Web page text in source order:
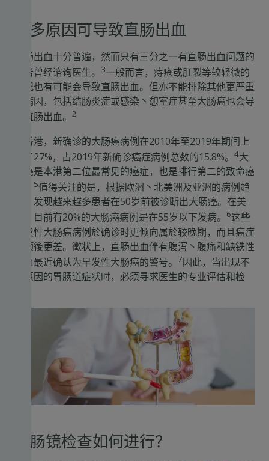
众多原因可导致直肠出血
直肠出血十分普遍，然而只有三分之一有直肠出血问题的
患者曾经谘询医生。
3一般而言，痔疮或肛裂等较轻微的
情况也有可能会导致直肠出血。但亦不能排除其他更严重
的病因，包括结肠炎症或感染丶憩室症甚至大肠癌也会导
致直肠出血。 2
在香港，新确诊的大肠癌病例在2010年至2019年期间上
升了27%，占2019年新确诊癌症病例总数的15.8%。 4大
肠癌是本港第二位最常见的癌症，也是排行第二的致命癌
5值得关注的是，根据欧洲丶北美洲及亚洲的病例趋
势，发现越来越多患者在50岁前被诊断出大肠癌。在美
国，目前有20%的大肠癌病例是在55岁以下发病。
6这些
早发性大肠癌病例於确诊时更倾向属於较晚期，而且癌症
的预後更差。徵状上，直肠出血伴有腹泻丶腹痛和缺铁性
贫血最近确认为早发性大肠癌的警号。 7因此，当出现不
明原因的胃肠道症状时，必须寻求医生的专业评估和检
大肠镜检查如何进行？